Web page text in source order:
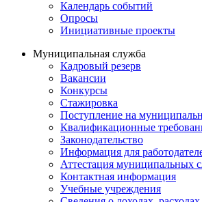
Календарь событий
Опросы
Инициативные проекты
Муниципальная служба
Кадровый резерв
Вакансии
Конкурсы
Стажировка
Поступление на
Квалификационные
Законодательство
Информация для
Аттестация муниципальных
Контактная информация
Учебные учреждения